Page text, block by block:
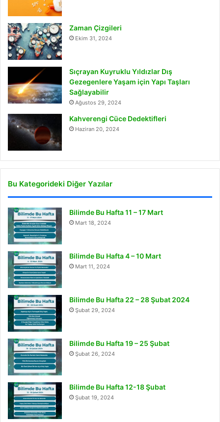
Zaman Çizgileri
Ekim 31, 2024
Sıçrayan Kuyruklu Yıldızlar Dış
Gezegenlere Yaşam için Yapı Taşları
Sağlayabilir
Ağustos 29, 2024
Kahverengi Cüce Dedektifleri
Haziran 20, 2024
Bu Kategorideki Diğer Yazılar
Bilimde Bu Hafta 11 – 17 Mart
Mart 18, 2024
Bilimde Bu Hafta 4 – 10 Mart
Mart 11, 2024
Bilimde Bu Hafta 22 – 28 Şubat 2024
Şubat 29, 2024
Bilimde Bu Hafta 19 – 25 Şubat
Şubat 26, 2024
Bilimde Bu Hafta 12-18 Şubat
Şubat 19, 2024